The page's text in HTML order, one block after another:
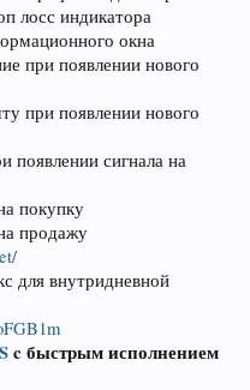
лосс индикатора
окна
при появлении нового
при появлении нового
сигнала на
покупку
продажу
для внутридневной
c быстрым исполнением